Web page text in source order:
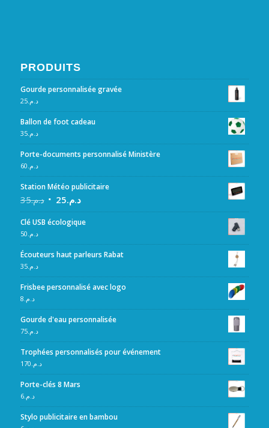
PRODUITS
Gourde personnalisée gravée
د.م.25
Ballon de foot cadeau
د.م.35
Porte-documents personnalisé Ministère
د.م. 60
Station Météo publicitaire
د.م.35 د.م.25
Clé USB écologique
د.م. 50
Écouteurs haut parleurs Rabat
د.م.35
Frisbee personnalisé avec logo
د.م. 8
Gourde d'eau personnalisée
د.م.75
Trophées personnalisés pour événement
د.م. 170
Porte-clés 8 Mars
د.م.6
Stylo publicitaire en bambou